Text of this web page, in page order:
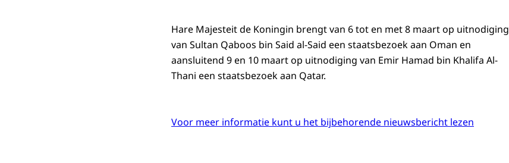
Hare Majesteit de Koningin brengt van 6 tot en met 8 maart op uitnodiging
van Sultan Qaboos bin Said al-Said een staatsbezoek aan Oman en
aansluitend 9 en 10 maart op uitnodiging van Emir Hamad bin Khalifa Al-
Thani een staatsbezoek aan Qatar.
Voor meer informatie kunt u het bijbehorende nieuwsbericht lezen